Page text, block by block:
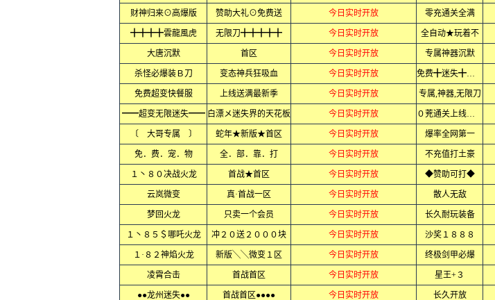
财神归来⊙高爆版 赞助大礼⊙免费送 今日实时开放 零充通关全满
╋╋╋╋雲龍風虎 无限刀╋╋╋╋╋ 今日实时开放 全自动★玩着不
大唐沉默 首区 今日实时开放 专属神器沉默
杀怪必爆装Ｂ刀 变态神兵狂吸血 今日实时开放 免费╋迷失╋神器
免费超变快餐服 上线送满最新季 今日实时开放 专属,神器,无限刀
━━超变无限迷失━━ 白漂メ迷失界的天花板 今日实时开放 ０茺通关上线当爷
〔 大哥专属 〕 蛇年★新版★首区 今日实时开放 爆率全网第一
免．费．宠．物 全．部．靠．打 今日实时开放 不充值打土豪
１丶８０决战火龙 首战★首区 今日实时开放 ◆赞助可打◆
云岚微变 真·首战一区 今日实时开放 散人无敌
梦回火龙 只卖一个会员 今日实时开放 长久耐玩装备
１丶８５＄哪吒火龙 冲２０送２０００块 今日实时开放 沙奖１８８８
１·８２神焰火龙 新版╲╲微变１区 今日实时开放 终极剑甲必爆
凌霄合击 首战首区 今日实时开放 星王+３
●●龙州迷失●● 首战首区●●●● 今日实时开放 长久开放